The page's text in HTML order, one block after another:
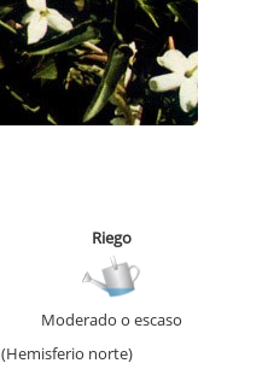
Riego
Moderado o escaso
(Hemisferio norte)